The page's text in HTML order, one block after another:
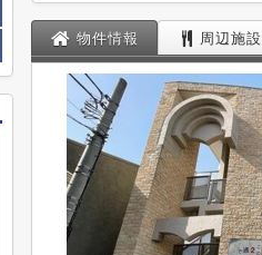
物件情報 周辺施設